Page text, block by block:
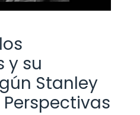
y su
Stanley
Perspectivas